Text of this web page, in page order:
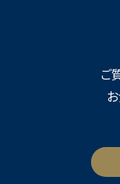
ご